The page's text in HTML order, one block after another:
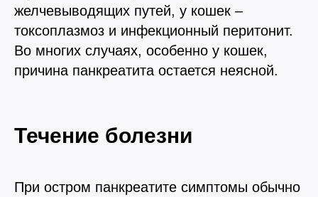
желчевыводящих путей, у кошек –
токсоплазмоз и инфекционный перитонит.
Во многих случаях, особенно у кошек,
причина панкреатита остается неясной.
Течение болезни
При остром панкреатите симптомы обычно